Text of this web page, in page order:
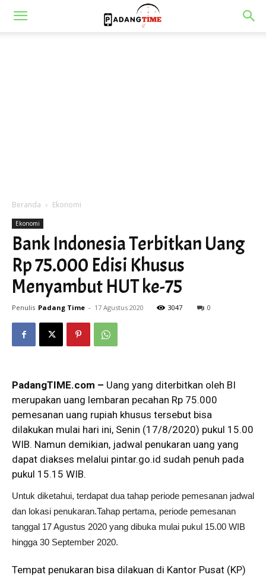
Beranda Ekonomi
Ekonomi
Bank Indonesia Terbitkan Uang
Rp 75.000 Edisi Khusus
Menyambut HUT ke-75
Penulis Padang Time - 17 Agustus 2020 3047 0
PadangTIME.com – Uang yang diterbitkan oleh BI
merupakan uang lembaran pecahan Rp 75.000
pemesanan uang rupiah khusus tersebut bisa
dilakukan mulai hari ini, Senin (17/8/2020) pukul 15.00
WIB. Namun demikian, jadwal penukaran uang yang
dapat diakses melalui pintar.go.id sudah penuh pada
pukul 15.15 WIB.
Untuk diketahui, terdapat dua tahap periode pemesanan jadwal
dan lokasi penukaran.Tahap pertama, periode pemesanan
tanggal 17 Agustus 2020 yang dibuka mulai pukul 15.00 WIB
hingga 30 September 2020.
Tempat penukaran bisa dilakuan di Kantor Pusat (KP)